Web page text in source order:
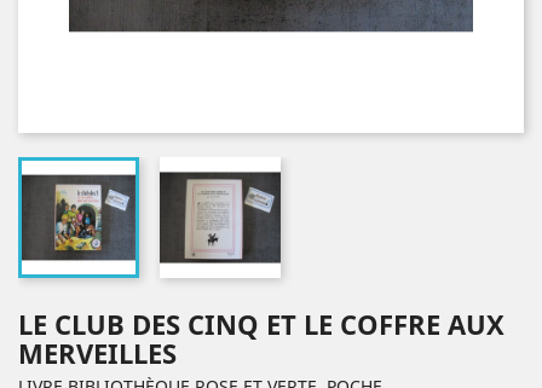
LE CLUB DES CINQ ET LE COFFRE AUX
MERVEILLES